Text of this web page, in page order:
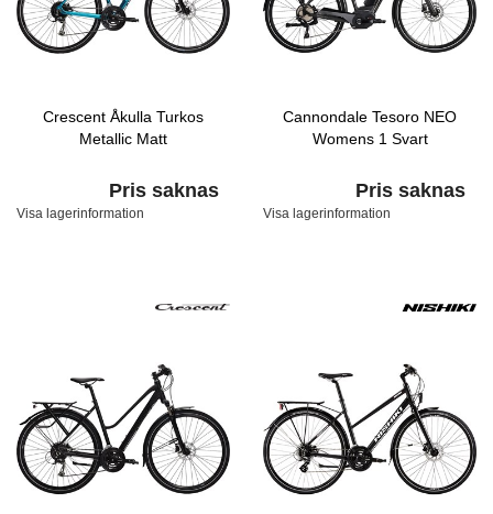
Crescent Åkulla Turkos
Metallic Matt
Pris saknas
Visa lagerinformation
Cannondale Tesoro NEO
Womens 1 Svart
Pris saknas
Visa lagerinformation